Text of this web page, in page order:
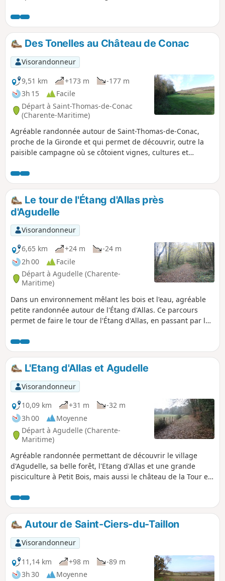
nombreuses sources. Pour les amateurs, de beaux
exemples du patrimoine bâti sont également à admirer
dont d'anciennes fermes.
Des Tonelles au Château de Conac
Visorandonneur
9,51 km
+173 m
-177 m
3h 15
Facile
Départ à Saint-Thomas-de-Conac
(Charente-Maritime)
Agréable randonnée autour de Saint-Thomas-de-Conac,
proche de la Gironde et qui permet de découvrir, outre la
paisible campagne où se côtoient vignes, cultures et
Saint-Thomas-de-Conac et quelques beaux exemples de
bâtis traditionnels.
Le tour de l'Étang d'Allas près
d'Agudelle
Visorandonneur
6,65 km
+24 m
-24 m
2h 00
Facile
Départ à Agudelle (Charente-
Maritime)
Dans un environnement mêlant les bois et l'eau, agréable
petite randonnée autour de l'Étang d'Allas. Ce parcours
permet de faire le tour de l'Étang d'Allas, en passant par la
L'Etang d'Allas et Agudelle
Visorandonneur
10,09 km
+31 m
-32 m
3h 00
Moyenne
Départ à Agudelle (Charente-
Maritime)
Agréable randonnée permettant de découvrir le village
d'Agudelle, sa belle forêt, l'Etang d'Allas et une grande
pisciculture à Petit Bois, mais aussi le château de la Tour et
vignes.L'itinéraire emprunte pour partie le GR®®360 ou
GRP®® de Saintonge (en début et en fin de randonnée).
Autour de Saint-Ciers-du-Taillon
Visorandonneur
11,14 km
+98 m
-89 m
3h 30
Moyenne